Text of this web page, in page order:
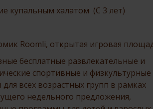
купальным халатом (С 3 лет)
Roomli, открытая игровая
бесплатные развлекательные и
спортивные и физкультурные
всех возрастных групп в рамках
недельного предложения,